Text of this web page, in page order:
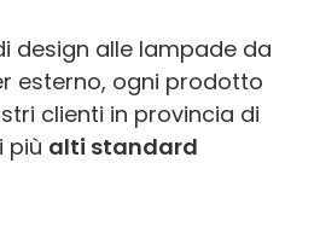
design alle lampade da
esterno, ogni prodotto
clienti in provincia di
più alti standard